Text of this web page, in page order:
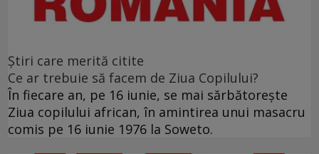
Ştiri care merită citite
Ce ar trebuie să facem de Ziua Copilului?
În fiecare an, pe 16 iunie, se mai sărbătoreşte
Ziua copilului african, în amintirea unui masacru
comis pe 16 iunie 1976 la Soweto.